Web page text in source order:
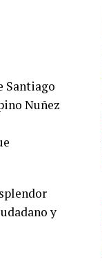
Santiago
Nuñez
y